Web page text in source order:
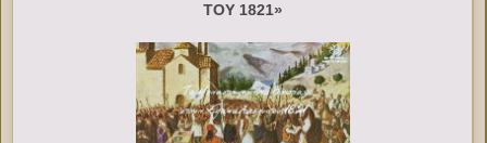
ΤΟΥ 1821»